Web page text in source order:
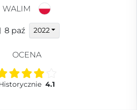
WALIM
8 paź 2022
OCENA
4.1